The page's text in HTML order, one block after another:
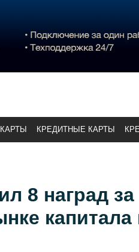
КРЕДИТНЫЕ КАРТЫ
8 наград за
капитала